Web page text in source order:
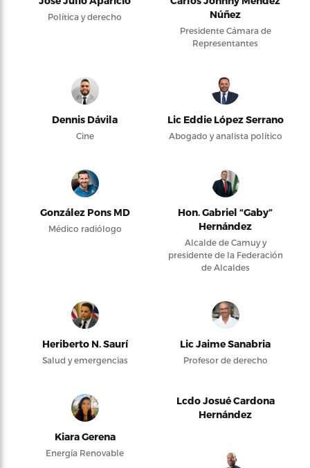
Política y derecho
Núñez
Presidente Cámara de
Representantes
Dennis Dávila
Cine
Lic Eddie López Serrano
Abogado y analista político
González Pons MD
Médico radiólogo
Hon. Gabriel “Gaby”
Hernández
Alcalde de Camuy y
presidente de la Federación
de Alcaldes
Heriberto N. Saurí
Salud y emergencias
Lic Jaime Sanabria
Profesor de derecho
Kiara Gerena
Energía Renovable
Lcdo Josué Cardona
Hernández